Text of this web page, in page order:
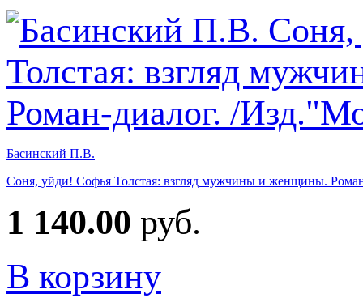
Басинский П.В.
Соня, уйди! Софья Толстая: взгляд мужчины и женщины.
1 140.00 руб.
В корзину